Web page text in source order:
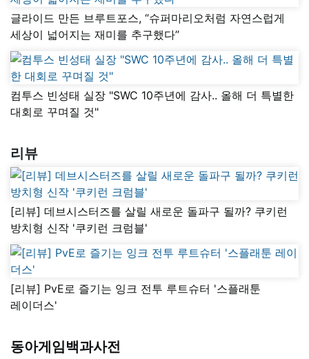
글라이드 만든 브루트포스, “슈퍼마리오처럼 자연스럽게
세상이 넓어지는 재미를 추구했다”
컴투스 빈성태 실장 "SWC 10주년에 감사.. 올해 더 특별한
대회로 꾸며질 것"
리뷰
[리뷰] 데브시스터즈를 살릴 새로운 돌파구 될까? 쿠키런
방치형 신작 '쿠키런 크럼블'
[리뷰] PvE로 즐기는 잉크 전투 루트슈터 '스플래툰
레이더스'
동아게임백과사전